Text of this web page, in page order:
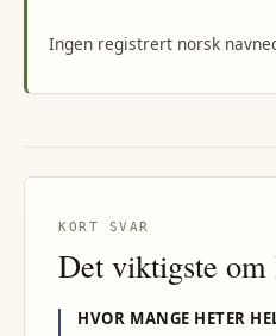
Ingen registrert norsk
KORT SVAR
Det viktigste om
HVOR MANGE HETER